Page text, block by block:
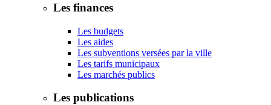
Les finances
Les budgets
Les aides
Les subventions versées par la ville
Les tarifs municipaux
Les marchés publics
Les publications